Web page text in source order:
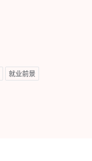
就业前景